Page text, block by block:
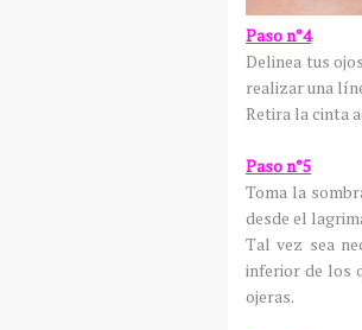
Paso n°4
Delinea tus
realizar una
Retira la cinta
Paso n°5
Toma la
desde el
Tal vez sea
inferior de los
ojeras.